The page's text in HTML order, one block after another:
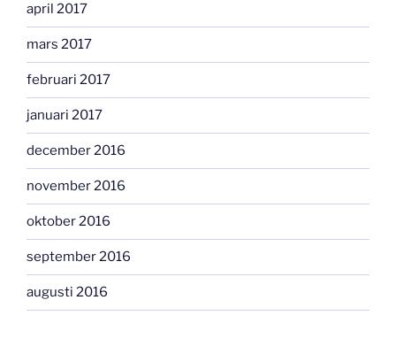
april 2017
mars 2017
februari 2017
januari 2017
december 2016
november 2016
oktober 2016
september 2016
augusti 2016